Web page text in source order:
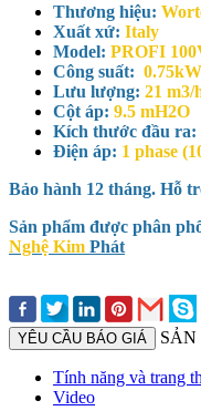
Thương hiệu:
Xuất xứ: Italy
Model: PROFI
Công suất:
Lưu lượng: 21 m3/
Cột áp: 9.5 mH2O
Kích thước đầu ra:
Điện áp: 1 phase
Bảo hành 12 tháng. Hỗ
Sản phẩm được phân
Nghệ Kim Phát
YÊU CẦU BÁO GIÁ
Tính năng và trang
Video